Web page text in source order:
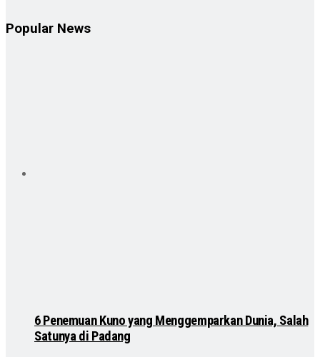
Popular News
6 Penemuan Kuno yang Menggemparkan Dunia, Salah
Satunya di Padang